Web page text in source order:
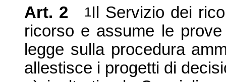
Art. 2 1Il
Servizio dei
ricorso e assume le
legge sulla procedura
allestisce i progetti di